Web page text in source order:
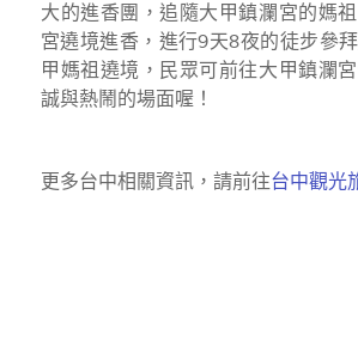
大的進香團，追隨大甲鎮瀾宮的媽
宮遶境進香，進行9天8夜的徒步參
甲媽祖遶境，民眾可前往大甲鎮瀾
誠與熱鬧的場面喔！
更多台中相關資訊，請前往台中觀光